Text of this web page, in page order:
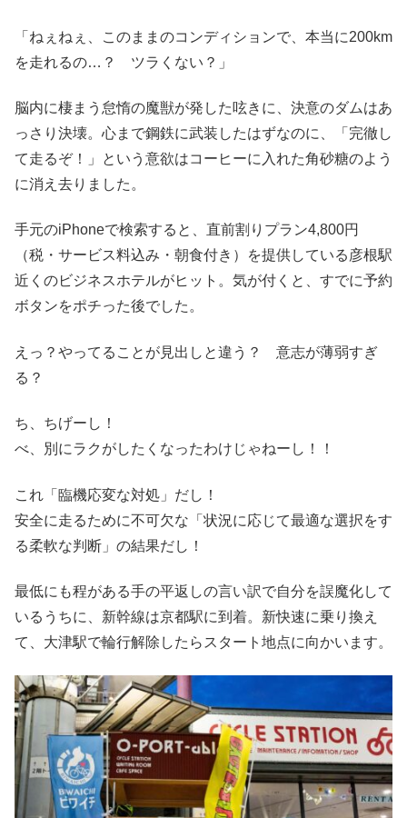
「ねぇねぇ、このままのコンディションで、本当に200km
を走れるの…？ ツラくない？」
脳内に棲まう怠惰の魔獣が発した呟きに、決意のダムはあ
っさり決壊。心まで鋼鉄に武装したはずなのに、「完徹し
て走るぞ！」という意欲はコーヒーに入れた角砂糖のよう
に消え去りました。
手元のiPhoneで検索すると、直前割りプラン4,800円
（税・サービス料込み・朝食付き）を提供している彦根駅
近くのビジネスホテルがヒット。気が付くと、すでに予約
ボタンをポチった後でした。
えっ？やってることが見出しと違う？ 意志が薄弱すぎ
る？
ち、ちげーし！
べ、別にラクがしたくなったわけじゃねーし！！
これ「臨機応変な対処」だし！
安全に走るために不可欠な「状況に応じて最適な選択をす
る柔軟な判断」の結果だし！
最低にも程がある手の平返しの言い訳で自分を誤魔化して
いるうちに、新幹線は京都駅に到着。新快速に乗り換え
て、大津駅で輪行解除したらスタート地点に向かいます。